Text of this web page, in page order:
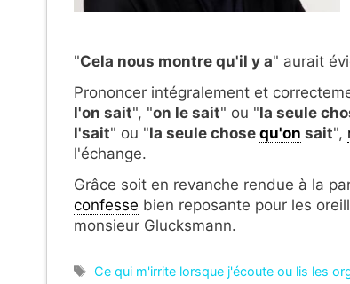
"Cela nous montre qu'il y a" aurait
Prononcer intégralement et
l'on sait", "on le sait" ou "la seule
l'sait" ou "la seule chose qu'on sait",
l'échange.
Grâce soit en revanche rendue à la
confesse bien reposante pour les
monsieur Glucksmann.
Étiquettes
Ce qui m'irrite lorsque j'écoute ou lis les